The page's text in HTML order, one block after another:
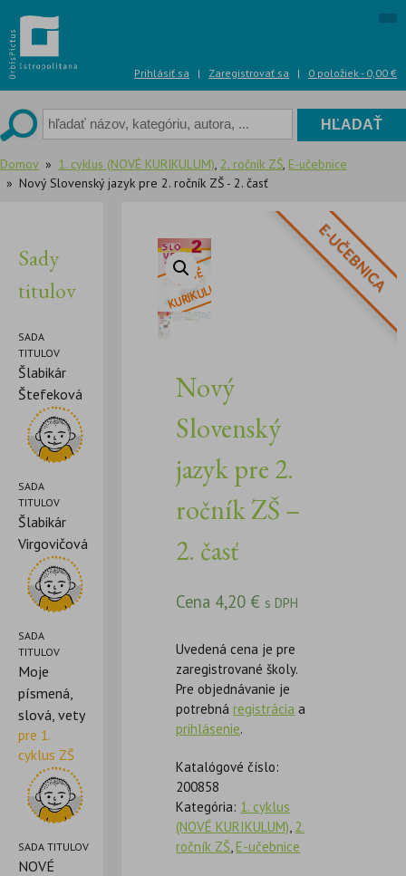
to
content
Prihlásiť sa | Zaregistrovať sa | 0 položiek - 0,00 €
Domov 1. cyklus (NOVÉ KURIKULUM), 2. ročník ZŠ, E-učebnice
Nový Slovenský jazyk pre 2. ročník ZŠ - 2. časť
Sady
titulov
SADA
TITULOV
Šlabikár
Štefeková
SADA
TITULOV
Šlabikár
Virgovičová
SADA
TITULOV
Moje
písmená,
slová, vety
pre 1.
cyklus ZŠ
SADA TITULOV
NOVÉ
E-UČEBNICA
Nový
Slovenský
jazyk pre 2.
ročník ZŠ –
2. časť
Cena 4,20 € s DPH
Uvedená cena je pre
zaregistrované školy.
Pre objednávanie je
potrebnáregistrácia a
prihlásenie.
Katalógové číslo:
200858
Kategória: 1. cyklus
(NOVÉ KURIKULUM), 2.
ročník ZŠ,E-učebnice